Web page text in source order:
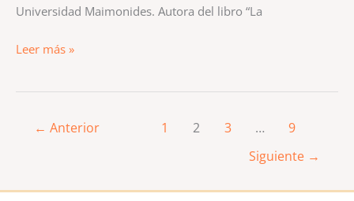
Universidad Maimonides. Autora del libro “La
Leer más »
← Anterior 1 2 3 …
9
Siguiente →